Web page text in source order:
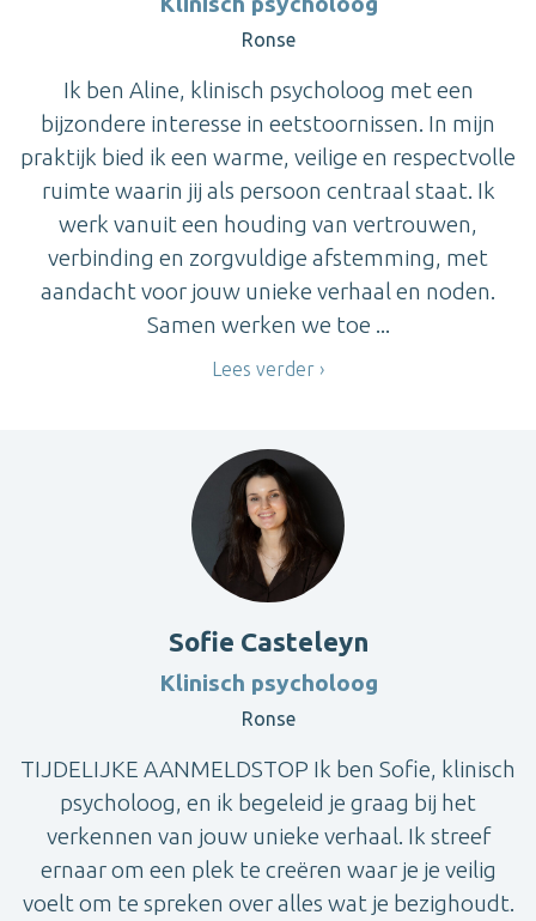
Ronse
Ik ben Aline, klinisch psycholoog met een
bijzondere interesse in eetstoornissen. In mijn
praktijk bied ik een warme, veilige en respectvolle
ruimte waarin jij als persoon centraal staat. Ik
werk vanuit een houding van vertrouwen,
verbinding en zorgvuldige afstemming, met
aandacht voor jouw unieke verhaal en noden.
Samen werken we toe ...
Lees verder
Sofie Casteleyn
Klinisch psycholoog
Ronse
TIJDELIJKE AANMELDSTOP Ik ben Sofie, klinisch
psycholoog, en ik begeleid je graag bij het
verkennen van jouw unieke verhaal. Ik streef
ernaar om een plek te creëren waar je je veilig
voelt om te spreken over alles wat je bezighoudt.